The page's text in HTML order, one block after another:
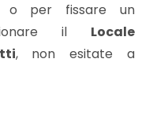
o per fissare un
il Locale
, non esitate a